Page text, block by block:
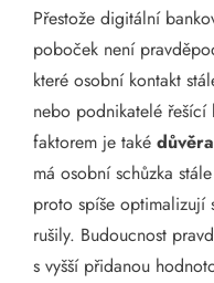
Přestože digitální
poboček není
které osobní kontakt
nebo podnikatelé
faktorem je také důvěra
má osobní schůzka
proto spíše
rušily. Budoucnost
s vyšší přidanou